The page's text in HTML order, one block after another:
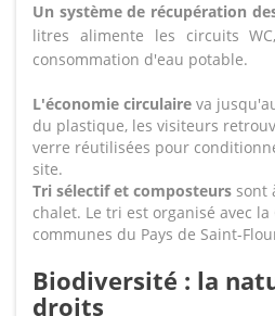
Un système de récupération
litres alimente les circuits
consommation d'eau potable.
L'économie circulaire va
du plastique, les visiteurs
verre réutilisées pour
site.
Tri sélectif et composteurs sont
chalet. Le tri est organisé avec
communes du Pays de Saint-
Biodiversité : la
droits